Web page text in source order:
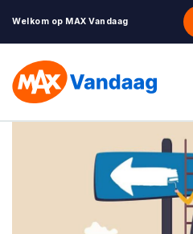
Welkom op MAX Vandaag